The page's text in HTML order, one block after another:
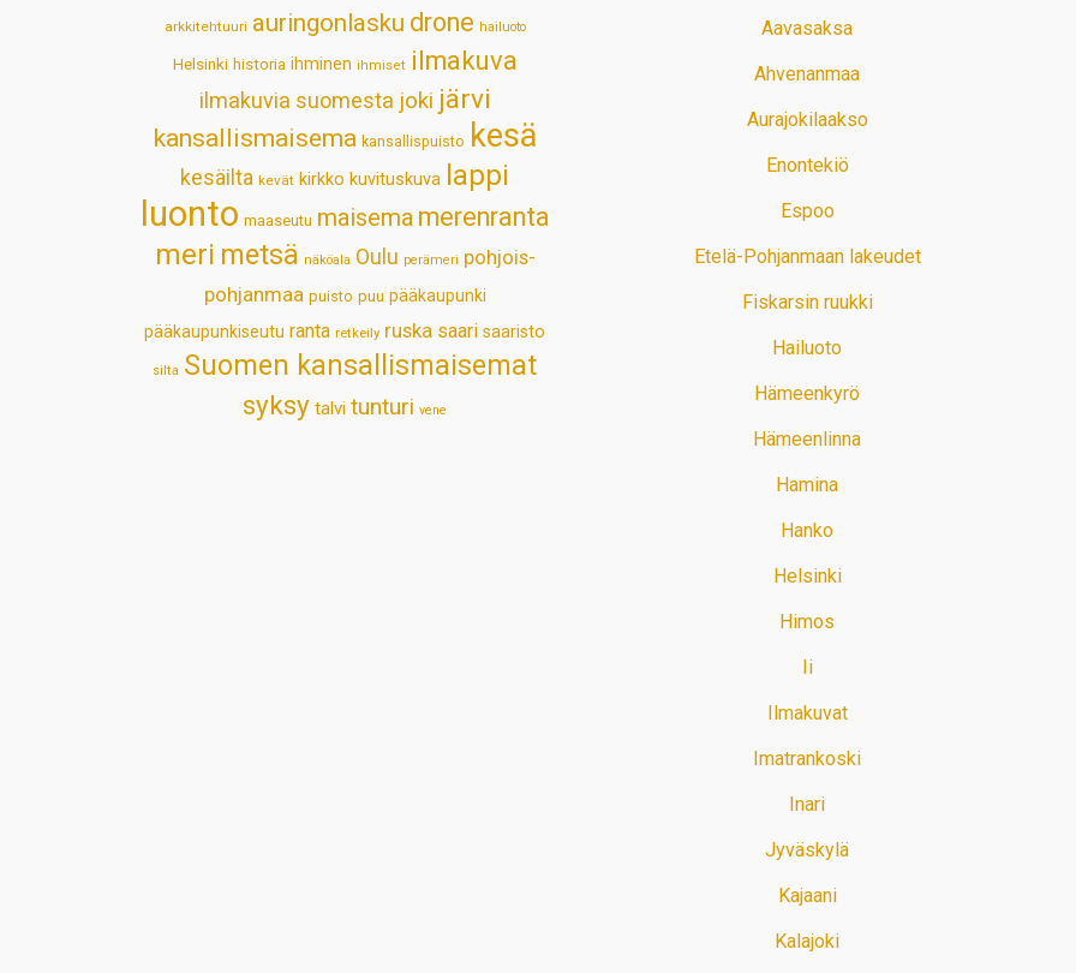
arkkitehtuuri auringonlasku drone hailuoto
Helsinki historia ihminen ihmiset ilmakuva
ilmakuvia suomesta joki järvi
kansallismaisema kansallispuisto kesä
kesäilta kevät kirkko kuvituskuva lappi
luonto maaseutu maisema merenranta
meri metsä näköala Oulu perämeri pohjois-
pohjanmaa puisto puu pääkaupunki
pääkaupunkiseutu ranta retkeily ruska saari saaristo
silta Suomen kansallismaisemat
syksy talvi tunturi vene
Aavasaksa
Ahvenanmaa
Aurajokilaakso
Enontekiö
Espoo
Etelä-Pohjanmaan lakeudet
Fiskarsin ruukki
Hailuoto
Hämeenkyrö
Hämeenlinna
Hamina
Hanko
Helsinki
Himos
Ii
Ilmakuvat
Imatrankoski
Inari
Jyväskylä
Kajaani
Kalajoki